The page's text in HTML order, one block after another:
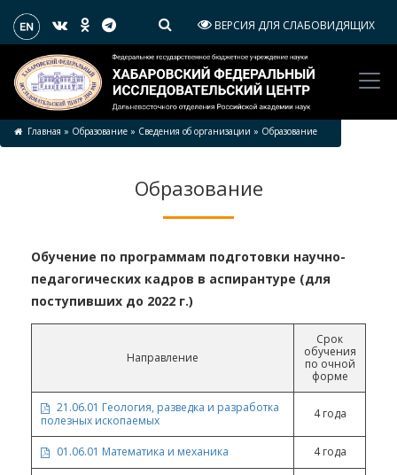
ВЕРСИЯ ДЛЯ СЛАБОВИДЯЩИХ
Главная » Образование » Сведения об организации » Образование
Образование
Обучение по программам подготовки научно-
педагогических кадров в аспирантуре (для
поступивших до 2022 г.)
Направление
Срок
обучения
по очной
форме
21.06.01 Геология, разведка и разработка
полезных ископаемых
4 года
01.06.01 Математика и механика 4 года